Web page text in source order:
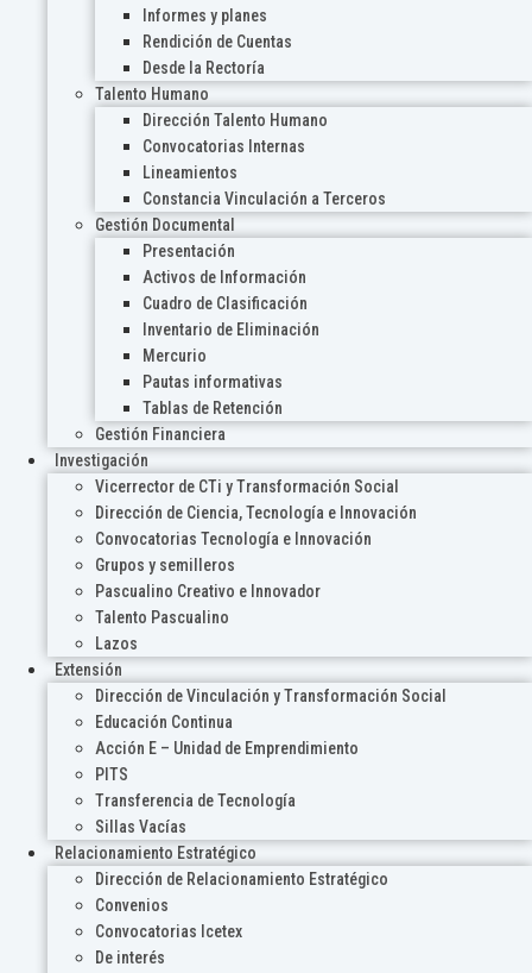
Informes y planes
Rendición de Cuentas
Desde la Rectoría
Talento Humano
Dirección Talento Humano
Convocatorias Internas
Lineamientos
Constancia Vinculación a Terceros
Gestión Documental
Presentación
Activos de Información
Cuadro de Clasificación
Inventario de Eliminación
Mercurio
Pautas informativas
Tablas de Retención
Gestión Financiera
Investigación
Vicerrector de CTi y Transformación Social
Dirección de Ciencia, Tecnología e Innovación
Convocatorias Tecnología e Innovación
Grupos y semilleros
Pascualino Creativo e Innovador
Talento Pascualino
Lazos
Extensión
Dirección de Vinculación y Transformación Social
Educación Continua
Acción E – Unidad de Emprendimiento
PITS
Transferencia de Tecnología
Sillas Vacías
Relacionamiento Estratégico
Dirección de Relacionamiento Estratégico
Convenios
Convocatorias Icetex
De interés